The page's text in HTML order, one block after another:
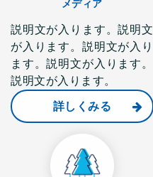
メディア
説明文が入ります。説明文
が入ります。説明文が入り
ます。説明文が入ります。
説明文が入ります。
詳しくみる